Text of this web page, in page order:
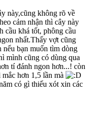
này,cũng không rõ về
cảm nhận thì cây này
cầu khá tốt, phông cầu
nhất.Thấy vợt cũng
bạn muốn tìm dòng
mình cũng có dùng qua
tí đánh ngon hơn...! còn
hơn 1,5 lần mà
có gì thiếu xót xin các